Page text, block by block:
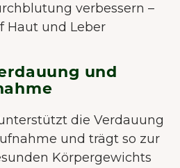
verbessern –
Haut und Leber
und
die Verdauung
und trägt so zur
Körpergewichts